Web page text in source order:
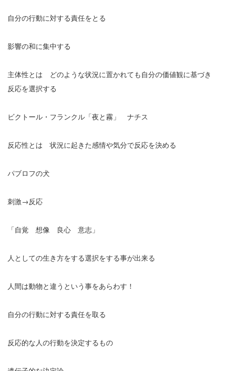
自分の行動に対する責任をとる
影響の和に集中する
主体性とは どのような状況に置かれても自分の価値観に基づき
反応を選択する
ビクトール・フランクル「夜と霧」 ナチス
反応性とは 状況に起きた感情や気分で反応を決める
パブロフの犬
刺激→反応
「自覚 想像 良心 意志」
人としての生き方をする選択をする事が出来る
人間は動物と違うという事をあらわす！
自分の行動に対する責任を取る
反応的な人の行動を決定するもの